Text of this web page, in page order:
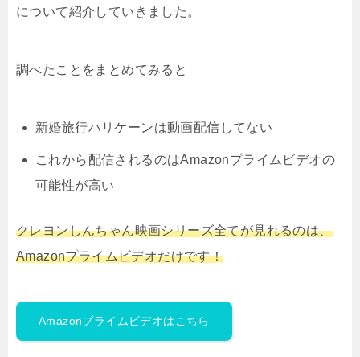
について紹介していきました。
調べたことをまとめてみると
新婚旅行ハリケーンは動画配信してない
これから配信されるのはAmazonプライムビデオの
可能性が高い
クレヨンしんちゃん映画シリーズ全てが見れるのは、
Amazonプライムビデオだけです！
Amazonプライムビデオはこちら